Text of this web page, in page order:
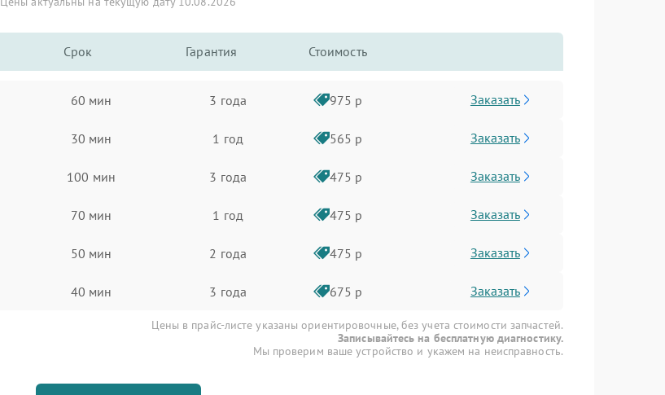
Срок Гарантия Стоимость
60 мин 3 года 975 р Заказать
30 мин 1 год 565 р Заказать
100 мин 3 года 475 р Заказать
70 мин 1 год 475 р Заказать
50 мин 2 года 475 р Заказать
40 мин 3 года 675 р Заказать
Цены в прайс-листе указаны ориентировочные, без учета стоимости запчастей.
Записывайтесь на бесплатную диагностику.
Мы проверим ваше устройство и укажем на неисправность.